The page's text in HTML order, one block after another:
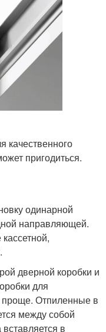
качественного
пригодиться.
одинарной
направляющей.
дверной коробки и
для
Отпиленные в
между собой
в